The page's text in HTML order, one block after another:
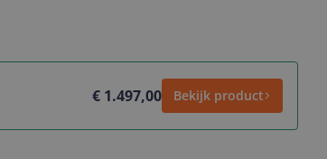
€ 1.497,00 Bekijk product